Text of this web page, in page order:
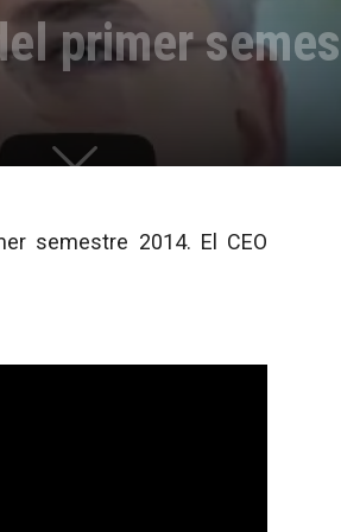
primer
semestre 2014. El CEO